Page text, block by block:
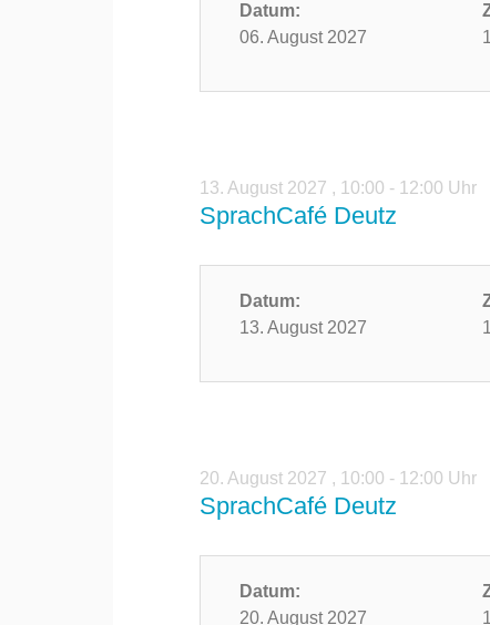
Datum:
06. August 2027
13. August 2027 , 10:00 - 12:00 Uhr
SprachCafé Deutz
Datum:
13. August 2027
20. August 2027 , 10:00 - 12:00 Uhr
SprachCafé Deutz
Datum:
20. August 2027